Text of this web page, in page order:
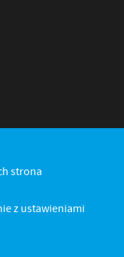
strona
z ustawieniami